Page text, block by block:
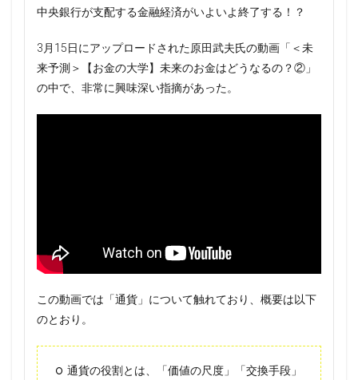
中央銀行が支配する金融経済がいよいよ終了する！？
3月15日にアップロードされた原田武夫氏の動画「＜未
来予測＞【お金の大学】未来のお金はどうなるの？②」
の中で、非常に興味深い指摘があった。
この動画では「通貨」について触れており、概要は以下
のとおり。
通貨の役割とは、「価値の尺度」「交換手段」